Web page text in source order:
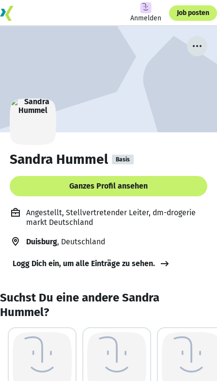
Anmelden
Job posten
Sandra Hummel Basis
Ganzes Profil ansehen
Angestellt, Stellvertretender Leiter, dm-drogerie
markt Deutschland
Duisburg, Deutschland
Logg Dich ein, um alle Einträge zu sehen.
Suchst Du eine andere Sandra
Hummel?